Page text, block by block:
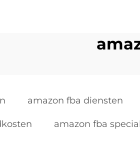
amazon fba diensten
amazon fba